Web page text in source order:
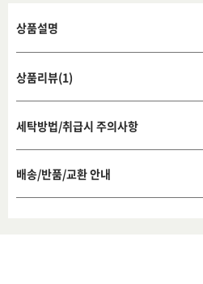
상품설명
상품리뷰(1)
세탁방법/취급시 주의사항
배송/반품/교환 안내